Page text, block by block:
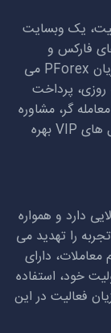
سابقه فعالیت، یک وبسایت
فارکس و
PForex می
روزی، پرداخت
گر، مشاوره
های VIPبهره
دارد و همواره
را تهدید می
دارای
خود، استفاده
فعالیت در این